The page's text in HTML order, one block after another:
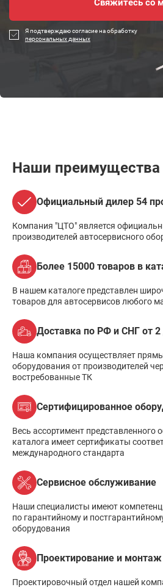
Я подтверждаю согласие на обработку
персональных данных
Наши преимущества
Официальный дилер 54
Компания "ЦТО" является
производителей автосервисного
Более 15000 товаров в
В нашем каталоге представлен
товаров для автосервисов любого
Доставка по РФ и СНГ от 2
Наша компания осуществляет
оборудования от производителей
востребованные ТК
Сертифицированное
Весь ассортимент представленного
каталога имеет сертификаты
международного стандарта
Сервисное обслуживание
Наши специалисты имеют
по гарантийному и
оборудования
Проектирование и
Проектировочный отдел нашей